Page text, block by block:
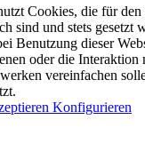
Cookies, die für
sind und stets gesetzt
Benutzung dieser
oder die Interaktion
vereinfachen
Konfigurieren